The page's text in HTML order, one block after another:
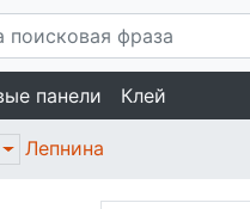
панели Клей
Лепнина